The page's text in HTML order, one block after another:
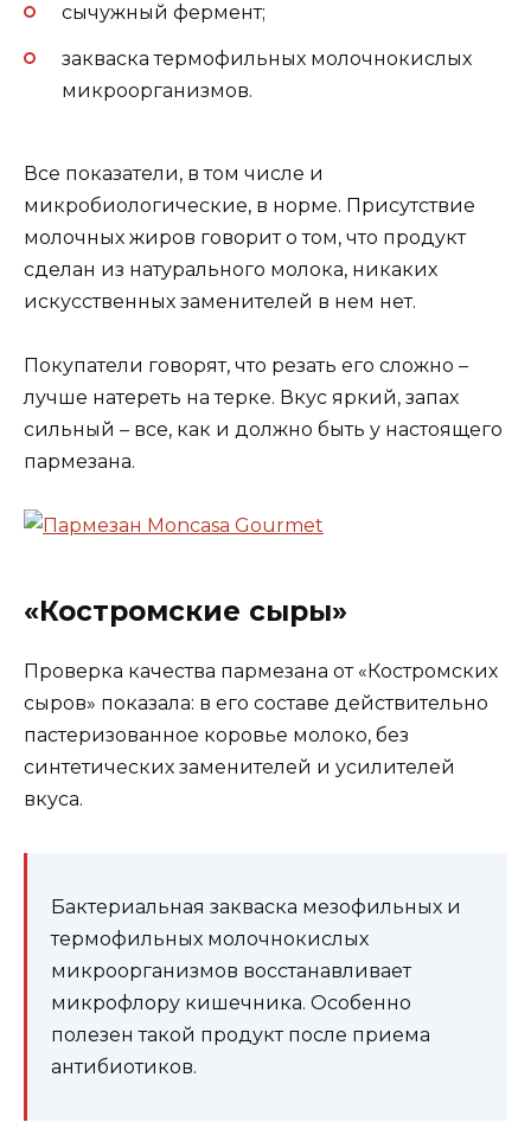
сычужный фермент;
закваска термофильных молочнокислых
микроорганизмов.
Все показатели, в том числе и
микробиологические, в норме. Присутствие
молочных жиров говорит о том, что продукт
сделан из натурального молока, никаких
искусственных заменителей в нем нет.
Покупатели говорят, что резать его сложно –
лучше натереть на терке. Вкус яркий, запах
сильный – все, как и должно быть у настоящего
пармезана.
«Костромские сыры»
Проверка качества пармезана от «Костромских
сыров» показала: в его составе действительно
пастеризованное коровье молоко, без
синтетических заменителей и усилителей
вкуса.
Бактериальная закваска мезофильных и
термофильных молочнокислых
микроорганизмов восстанавливает
микрофлору кишечника. Особенно
полезен такой продукт после приема
антибиотиков.